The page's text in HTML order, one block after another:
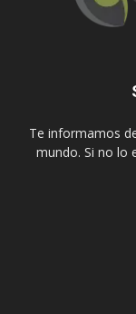
Te informamos
mundo. Si no lo